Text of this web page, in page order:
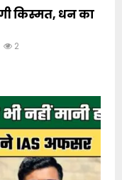
किस्मत, धन का
2